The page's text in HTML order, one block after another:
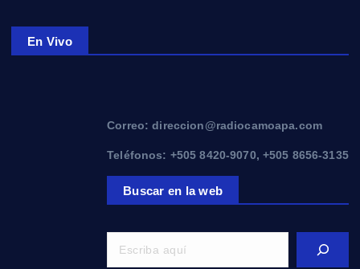
En Vivo
Correo: direccion@radiocamoapa.com
Teléfonos: +505 8420-9070, +505 8656-3135
Buscar en la web